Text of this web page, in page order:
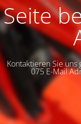
Seite
Kontaktieren Sie uns
075 E-Mail